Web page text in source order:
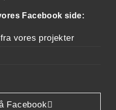
Facebook side:
vores projekter
Facebook